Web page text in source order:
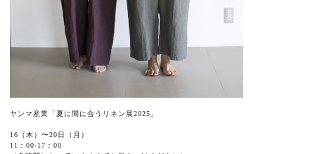
ヤンマ産業「夏に間に合うリネン展2025」
16（木）〜20日（月）
11：00-17：00